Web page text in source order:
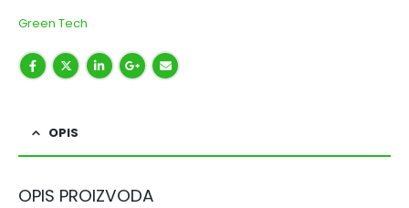
Green Tech
OPIS
OPIS PROIZVODA